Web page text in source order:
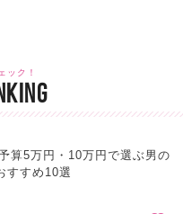
ック！
算5万円・10万円で選ぶ男の
すすめ10選